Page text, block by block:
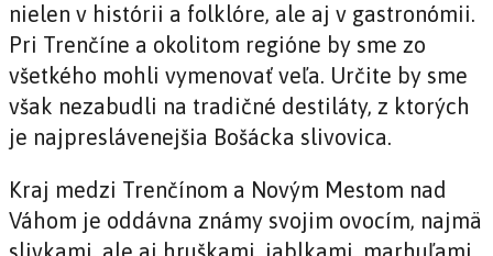
nielen v histórii a folklóre, ale aj v gastronómii.
Pri Trenčíne a okolitom regióne by sme zo
všetkého mohli vymenovať veľa. Určite by sme
však nezabudli na tradičné destiláty, z ktorých
je najpreslávenejšia Bošácka slivovica.
Kraj medzi Trenčínom a Novým Mestom nad
Váhom je oddávna známy svojim ovocím, najmä